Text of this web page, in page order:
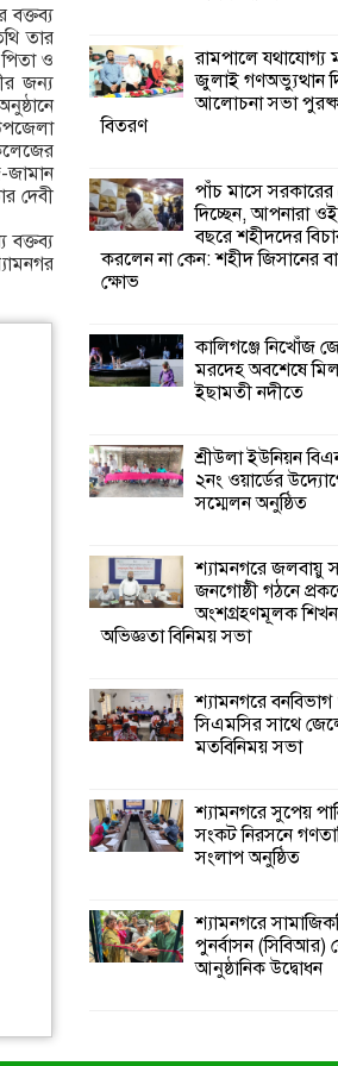
বক্তব্য
তার
পিতা ও
জন্য
দেবী
বক্তব্য
কালিগঞ্জে নিখোঁজ
মরদেহ অবশেষে
ইছামতী নদীতে
২নং ওয়ার্ডের
কর্মী সম্মেলন
শ্যামনগরে জলবায়ু
শিখন ও অভিজ্ঞতা বিনিময় সভা
শ্যামনগরে বনবিভাগ
মতবিনিময় সভা
রামপালে যথাযোগ্য
জুলাই গণঅভ্যুত্থান
আলোচনা সভা
বিতরণ
পাঁচ মাসে
দিচ্ছেন, আপনারা
বছরে শহীদদের
করলেন না কেন: শহীদ জিসানের
ক্ষোভ
কালিগঞ্জে নিখোঁজ
মরদেহ অবশেষে
ইছামতী নদীতে
শ্রীউলা ইউনিয়ন
২নং ওয়ার্ডের
সম্মেলন অনুষ্ঠিত
শ্যামনগরে জলবায়ু
জনগোষ্ঠী গঠনে
অংশগ্রহণমূলক
অভিজ্ঞতা বিনিময় সভা
শ্যামনগরে
সিএমসির সাথে
মতবিনিময় সভা
শ্যামনগরে সুপেয়
সংকট নিরসনে
সংলাপ অনুষ্ঠিত
শ্যামনগরে
পুনর্বাসন (সিবিআর)
আনুষ্ঠানিক উদ্বোধন